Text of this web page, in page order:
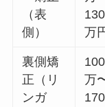
（表
側）
130
万
裏側矯
正（リ
ンガ
100
万
170